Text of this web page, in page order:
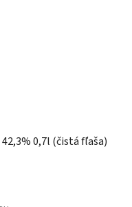
0,7l (čistá fľaša)